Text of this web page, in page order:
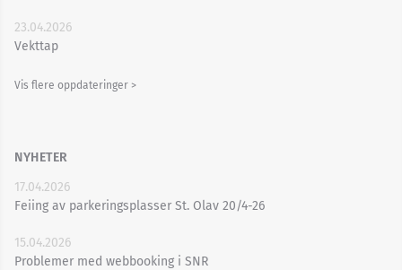
23.04.2026
Vekttap
Vis flere oppdateringer >
NYHETER
17.04.2026
Feiing av parkeringsplasser St. Olav 20/4-26
15.04.2026
Problemer med webbooking i SNR